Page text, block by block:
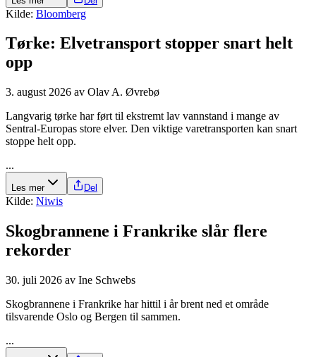
Kilde: Bloomberg
Tørke: Elve­transport stopper snart helt
opp
3. august 2026 av Olav A. Øvrebø
Langvarig tørke har ført til ekstremt lav vannstand i mange av
Sentral-Europas store elver. Den viktige varetransporten kan snart
stoppe helt opp.
...
Les mer Del
Kilde: Niwis
Skogbrannene i Frankrike slår flere
rekorder
30. juli 2026 av Ine Schwebs
Skogbrannene i Frankrike har hittil i år brent ned et område
tilsvarende Oslo og Bergen til sammen.
...